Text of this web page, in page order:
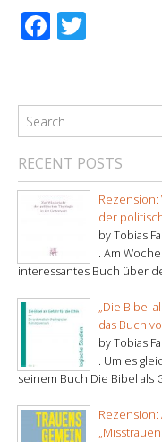
Facebook
RECENT POSTS
Rezension:
der
by Tobias
. Am
interessantes Buch über
„Die Bibel
das Buch
by Tobias
. Um es
seinem Buch Die Bibel als
Rezension: